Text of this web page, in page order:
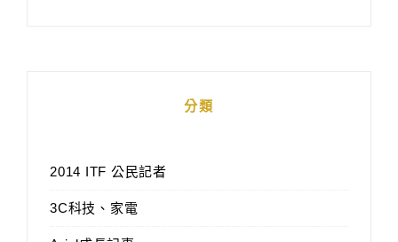
分類
2014 ITF 公民記者
3C科技、家電